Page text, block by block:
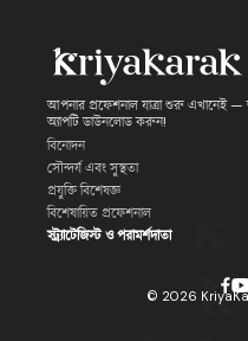
আপনার প্রফেশনাল যাত্রা শুরু এখানেই
অ্যাপটি ডাউনলোড করুন!
বিনোদন
সৌন্দর্য এবং সুস্থতা
প্রযুক্তি বিশেষজ্ঞ
বিশেষায়িত প্রফেশনাল
স্ট্র্যাটেজিস্ট ও পরামর্শদাতা
© 2026